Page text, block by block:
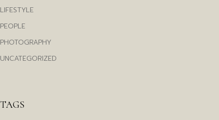
LIFESTYLE
PEOPLE
PHOTOGRAPHY
UNCATEGORIZED
TAGS